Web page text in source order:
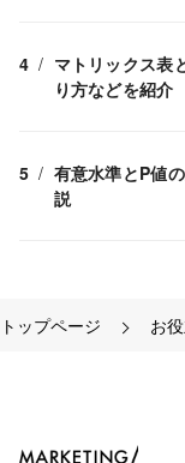
マトリックス表
り方などを紹介
有意水準とP値
説
トップページ お